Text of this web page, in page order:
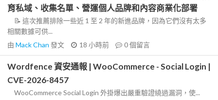
育私域、收集名單、營運個人品牌和內容商業化部署
📝 這次推薦排除一些近 1 至 2 年的新進品牌，因為它們沒有太多
相關數據可供...
由 Mack Chan 發文 18 小時前 0個留言
Wordfence 資安通報 | WooCommerce - Social Login |
CVE-2026-8457
WooCommerce Social Login 外掛爆出嚴重驗證繞過漏洞，使...